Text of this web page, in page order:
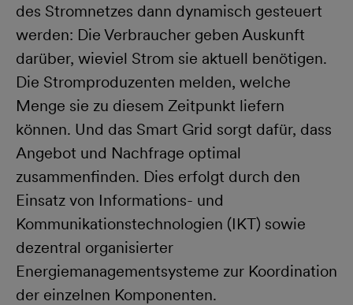
des Stromnetzes dann dynamisch gesteuert
werden: Die Verbraucher geben Auskunft
darüber, wieviel Strom sie aktuell benötigen.
Die Stromproduzenten melden, welche
Menge sie zu diesem Zeitpunkt liefern
können. Und das Smart Grid sorgt dafür, dass
Angebot und Nachfrage optimal
zusammenfinden. Dies erfolgt durch den
Einsatz von Informations- und
Kommunikationstechnologien (IKT) sowie
dezentral organisierter
Energiemanagementsysteme zur Koordination
der einzelnen Komponenten.